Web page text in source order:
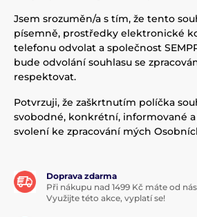
Jsem srozuměn/a s tím, že tento
písemně, prostředky elektronické
telefonu odvolat a společnost
bude odvolání souhlasu se
respektovat.
Potvrzuji, že zaškrtnutím políčka
svobodné, konkrétní, informované
svolení ke zpracování mých
Doprava zdarma
Při nákupu nad 1499 Kč máte od
Využijte této akce, vyplatí se!